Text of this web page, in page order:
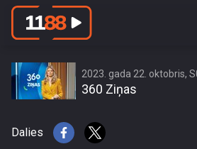
Lai saņemtu pienācīgu
2023. gada 22. oktobris,
360 Ziņas
Dalies